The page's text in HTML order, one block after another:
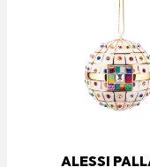
ALESSI